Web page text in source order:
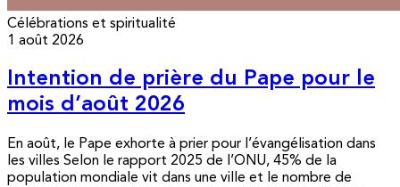
Célébrations et spiritualité
1 août 2026
Intention de prière du Pape pour le
mois d’août 2026
En août, le Pape exhorte à prier pour l’évangélisation dans
les villes Selon le rapport 2025 de l’ONU, 45% de la
population mondiale vit dans une ville et le nombre de